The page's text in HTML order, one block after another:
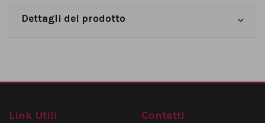
Dettagli del prodotto
Link Utili Contatti